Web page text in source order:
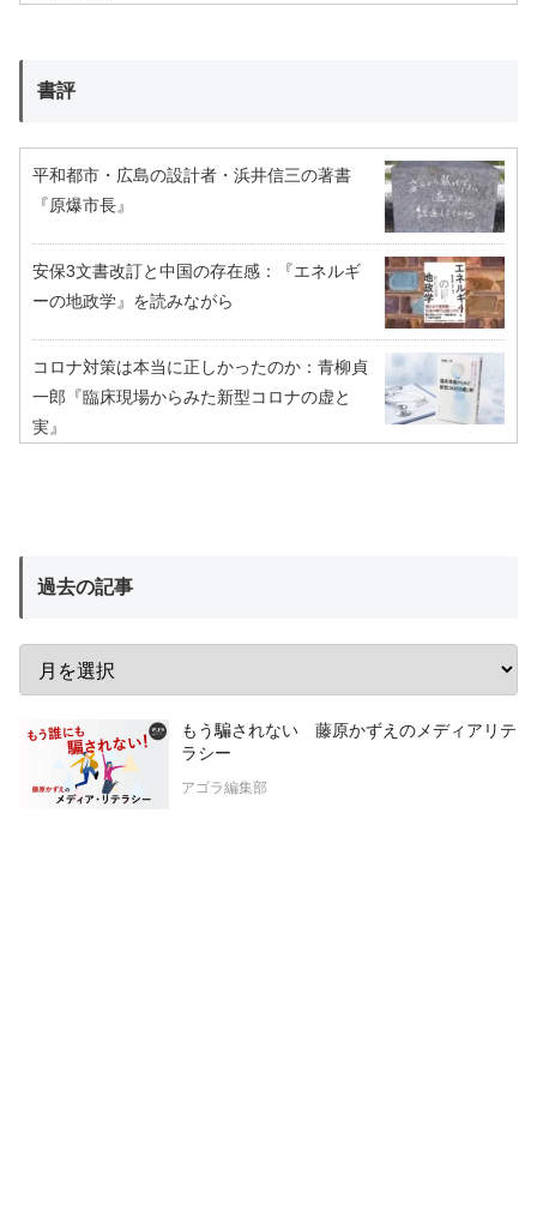
書評
平和都市・広島の設計者・浜井信三の著書
『原爆市長』
安保3文書改訂と中国の存在感：『エネルギ
ーの地政学』を読みながら
コロナ対策は本当に正しかったのか：青柳貞
一郎『臨床現場からみた新型コロナの虚と
実』
過去の記事
もう騙されない 藤原かずえのメディアリテ
ラシー
アゴラ編集部